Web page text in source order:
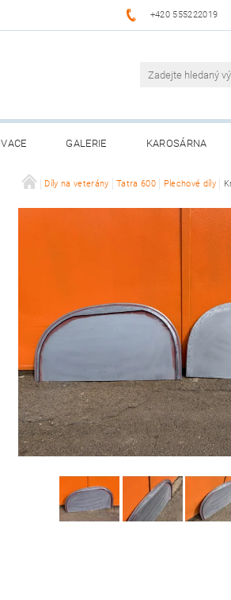
+420 555222019
GALERIE KAROSÁRNA
Díly na veterány Tatra 600 Plechové díly